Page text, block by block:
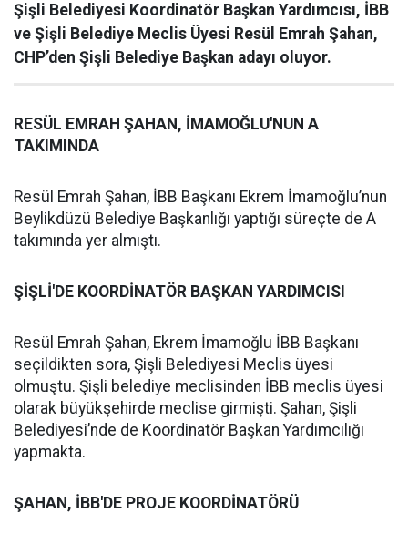
Şişli Belediyesi Koordinatör Başkan Yardımcısı, İBB
ve Şişli Belediye Meclis Üyesi Resül Emrah Şahan,
CHP’den Şişli Belediye Başkan adayı oluyor.
RESÜL EMRAH ŞAHAN, İMAMOĞLU'NUN A
TAKIMINDA
Resül Emrah Şahan, İBB Başkanı Ekrem İmamoğlu’nun
Beylikdüzü Belediye Başkanlığı yaptığı süreçte de A
takımında yer almıştı.
ŞİŞLİ'DE KOORDİNATÖR BAŞKAN YARDIMCISI
Resül Emrah Şahan, Ekrem İmamoğlu İBB Başkanı
seçildikten sora, Şişli Belediyesi Meclis üyesi
olmuştu. Şişli belediye meclisinden İBB meclis üyesi
olarak büyükşehirde meclise girmişti. Şahan, Şişli
Belediyesi’nde de Koordinatör Başkan Yardımcılığı
yapmakta.
ŞAHAN, İBB'DE PROJE KOORDİNATÖRÜ